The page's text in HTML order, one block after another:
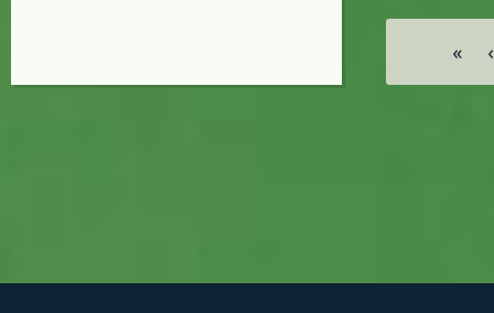
Σελίδες
« ‹